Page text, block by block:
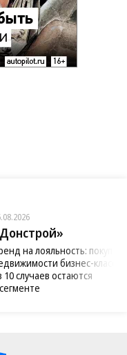
на лояльность:
бизнес-класса
10 случаев остаются